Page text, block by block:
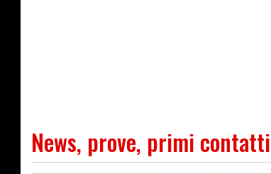
News, prove, primi